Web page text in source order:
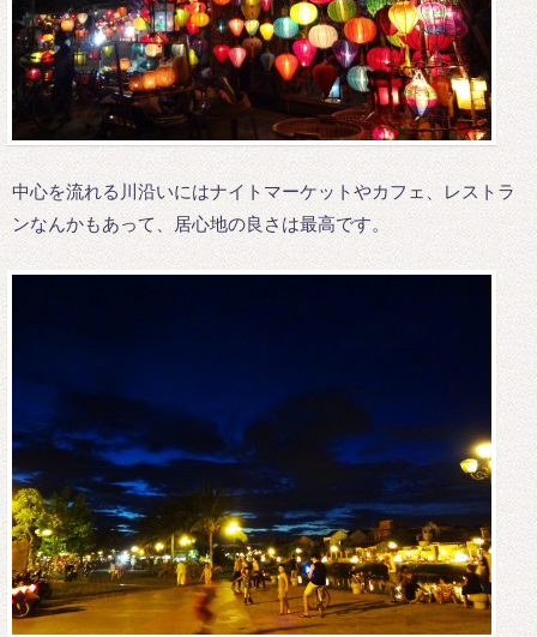
中心を流れる川沿いにはナイトマーケットやカフェ、レストラ
ンなんかもあって、居心地の良さは最高です。